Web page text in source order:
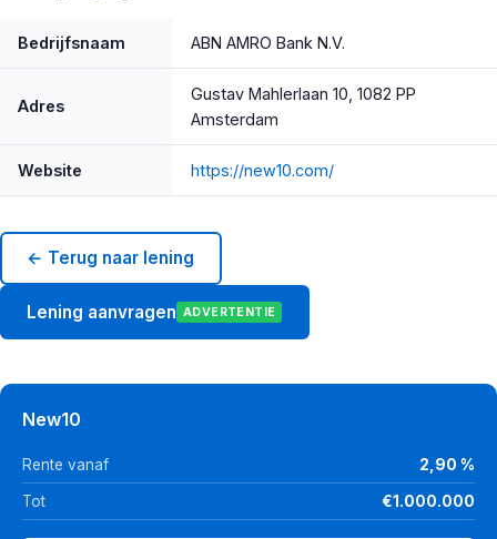
Bedrijfsnaam ABN AMRO Bank N.V.
Adres
Gustav Mahlerlaan 10, 1082 PP
Amsterdam
Website https://new10.com/
← Terug naar lening
Lening aanvragen ADVERTENTIE
New10
Rente vanaf 2,90 %
Tot €1.000.000